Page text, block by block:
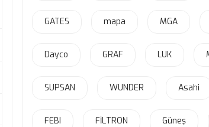
GATES mapa MGA
Dayco GRAF LUK
SUPSAN WUNDER Asahi
FEBI FİLTRON Güneş